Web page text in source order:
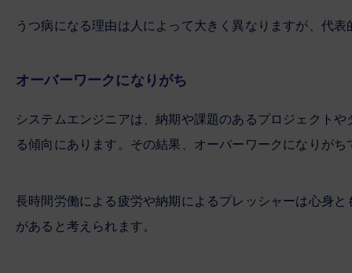
うつ病になる理由は人によって大きく異なりますが、代
オーバーワークになりがち
システムエンジニアは、納期や課題のあるプロジェクト
る傾向にあります。その結果、オーバーワークになりがち
長時間労働による疲労や納期によるプレッシャーは心身
があると考えられます。